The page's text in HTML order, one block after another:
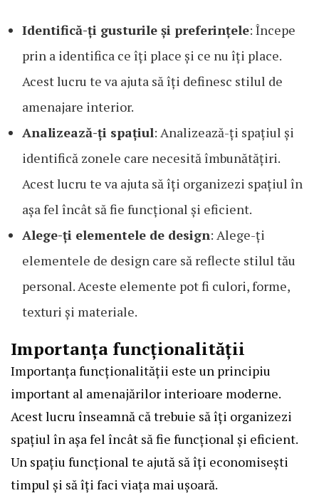
Identifică-ți gusturile și preferințele: Începe
prin a identifica ce îți place și ce nu îți place.
Acest lucru te va ajuta să îți definesc stilul de
amenajare interior.
Analizează-ți spațiul: Analizează-ți spațiul și
identifică zonele care necesită îmbunătățiri.
Acest lucru te va ajuta să îți organizezi spațiul în
așa fel încât să fie funcțional și eficient.
Alege-ți elementele de design: Alege-ți
elementele de design care să reflecte stilul tău
personal. Aceste elemente pot fi culori, forme,
texturi și materiale.
Importanța funcționalității
Importanța funcționalității este un principiu
important al amenajărilor interioare moderne.
Acest lucru înseamnă că trebuie să îți organizezi
spațiul în așa fel încât să fie funcțional și eficient.
Un spațiu funcțional te ajută să îți economisești
timpul și să îți faci viața mai ușoară.